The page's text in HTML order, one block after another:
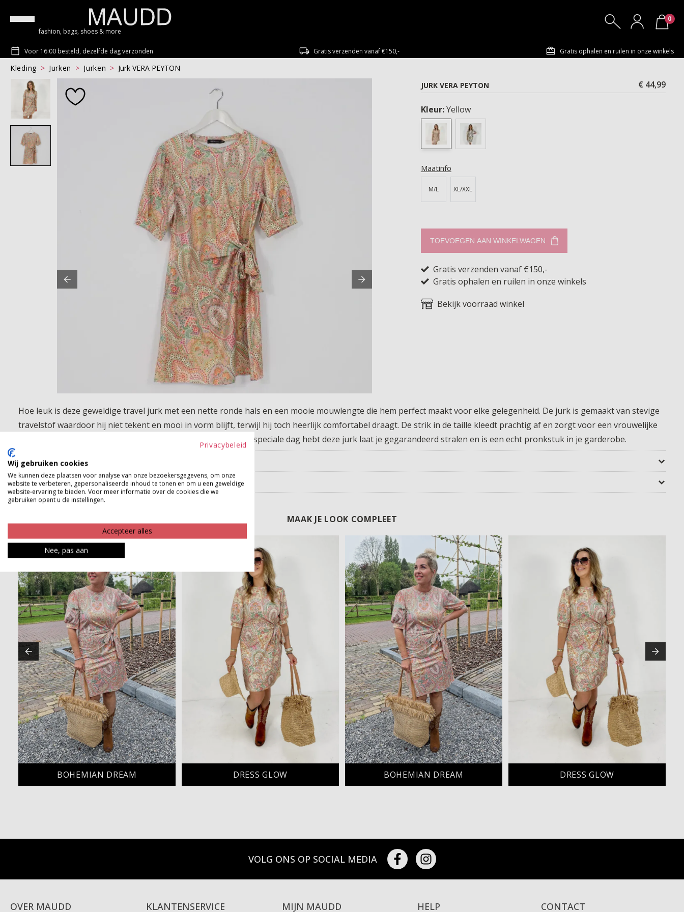
fashion, bags, shoes & more
0
Voor 16:00 besteld, dezelfde dag verzonden Gratis verzenden vanaf €150,- Gratis ophalen en ruilen in onze winkels
Kleding Jurken Jurken
Jurk VERA PEYTON
JURK VERA PEYTON
€ 44,99
Kleur:Yellow
Maatinfo
M/L XL/XXL
TOEVOEGEN AAN WINKELWAGEN
Gratis verzenden vanaf €150,-
Gratis ophalen en ruilen in onze winkels
Bekijk voorraad winkel
Hoe leuk is deze geweldige travel jurk met een nette ronde hals en een mooie mouwlengte die hem perfect maakt voor elke gelegenheid. De jurk is gemaakt van stevige
travelstof waardoor hij niet tekent en mooi in vorm blijft, terwijl hij toch heerlijk comfortabel draagt. De strik in de taille kleedt prachtig af en zorgt voor een vrouwelijke
en flatterende pasvorm. Of je nu naar een feestje gaat of een speciale dag hebt deze jurk laat je gegarandeerd stralen en is een echt pronkstuk in je garderobe.
Product kenmerken
Betaalinformatie
MAAK JE LOOK COMPLEET
BOHEMIAN DREAM DRESS GLOW BOHEMIAN DREAM DRESS GLOW
VOLG ONS OP SOCIAL MEDIA
OVER MAUDD KLANTENSERVICE MIJN MAUDD HELP CONTACT
Privacybeleid
Wij gebruiken cookies
We kunnen deze plaatsen voor analyse van onze bezoekersgegevens, om onze
website te verbeteren, gepersonaliseerde inhoud te tonen en om u een geweldige
website-ervaring te bieden. Voor meer informatie over de cookies die we
gebruiken opent u de instellingen.
Accepteer alles
Nee, pas aan